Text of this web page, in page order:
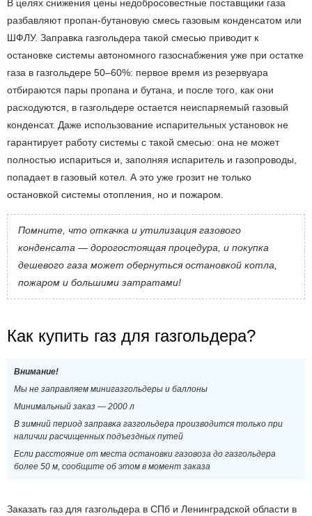
В целях снижения цены недобросовестные поставщики газа
разбавляют пропан-бутановую смесь газовым конденсатом или
ШФЛУ. Заправка газгольдера такой смесью приводит к
остановке системы автономного газоснабжения уже при остатке
газа в газгольдере 50–60%: первое время из резервуара
отбираются пары пропана и бутана, и после того, как они
расходуются, в газгольдере остается неиспаряемый газовый
конденсат. Даже использование испарительных установок не
гарантирует работу системы с такой смесью: она не может
полностью испариться и, заполняя испаритель и газопроводы,
попадает в газовый котел. А это уже грозит не только
остановкой системы отопления, но и пожаром.
Помните, что откачка и утилизация газового
конденсата — дорогостоящая процедура, и покупка
дешевого газа может обернуться остановкой котла,
пожаром и большими затратами!
Как купить газ для газгольдера?
Внимание!
Мы не заправляем минигазгольдеры и баллоны
Минимальный заказ — 2000 л
В зимний период заправка газгольдера производится только при
наличии расчищенных подъездных путей
Если расстояние от места остановки газовоза до газгольдера
более 50 м, сообщите об этом в момент заказа
Заказать газ для газгольдера в СПб и Ленинградской области в